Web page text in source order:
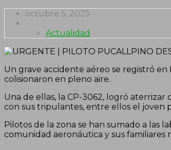
octubre 5, 2025
Actualidad
Un grave accidente aéreo se registró
colisionaron en pleno aire.
Una de ellas, la CP-3062, logró
con sus tripulantes, entre ellos el joven
Pilotos de la zona se han sumado a las
comunidad aeronáutica y sus